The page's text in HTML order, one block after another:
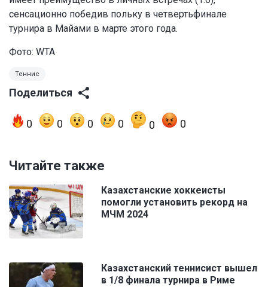
сенсационно победив польку в четвертьфинале
турнира в Майами в марте этого года.
Фото: WTA
Теннис
Поделиться
0 0 0 0 0 0
Читайте также
Казахстанские хоккеисты
помогли установить рекорд на
МЧМ 2024
Казахстанский теннисист вышел
в 1/8 финала турнира в Риме